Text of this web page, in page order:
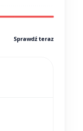
Sprawdź teraz